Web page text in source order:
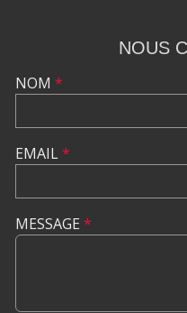
NOUS
NOM *
EMAIL*
MESSAGE *